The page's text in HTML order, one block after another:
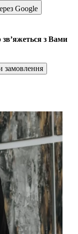
Google
зв’яжеться з Вами
замовлення